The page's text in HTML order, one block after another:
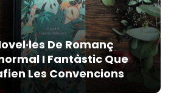
De Romanç
I Fantàstic Que
Les Convencions